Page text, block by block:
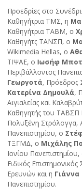
Προεδρίες στο
Καθηγήτρια ΤΜΣ, η
Καθηγήτρια ΤΑΒΜ, ο
Καθηγήτς ΤΑΝΣΠ, ο
Wikimedia Hellas, o
ΤΙΨΑΕ, ο Ιωσήφ
Περιβάλλοντος
Γεωργοτά,
Κατερίνα Δημουλά,
Αιγιαλείας και
Καθηγητής του ΤΑΒΣΠ
Πολυξένη Στρόλογγα,
Πανεπιστημίου, ο
ΤΞΓΜΔ, ο Μιχάλης
Ιονίου Πανεπιστημίου,
Ειδικός
Ερευνών και η Γιάννα
Πανεπιστημίου.